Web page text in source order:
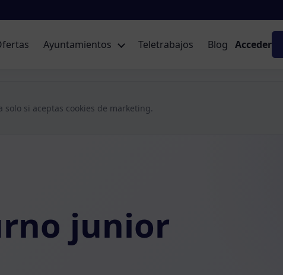
Ayuntamientos Teletrabajos Blog Acceder
solo si aceptas cookies de marketing.
junior